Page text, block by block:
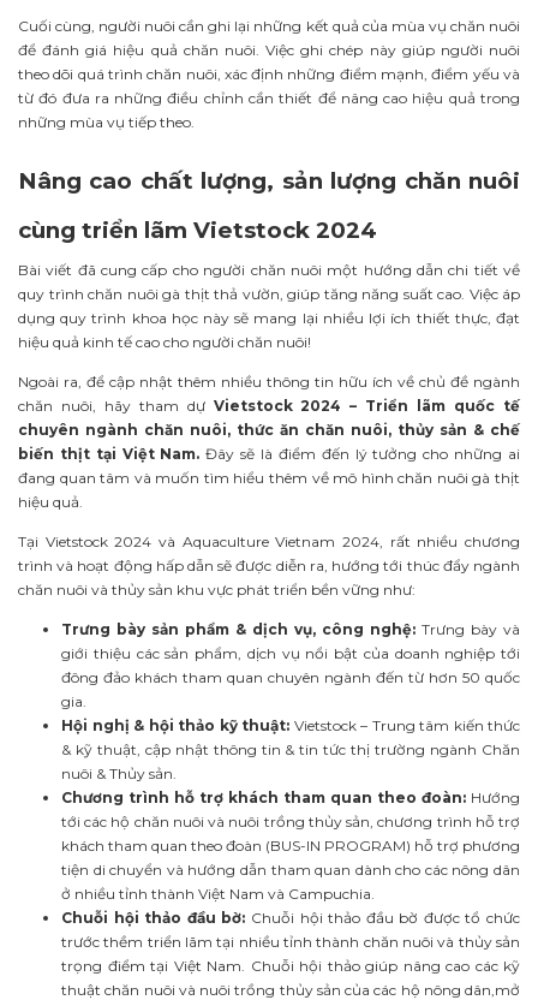
Cuối cùng, người nuôi cần ghi lại những kết quả của mùa vụ chăn nuôi
để đánh giá hiệu quả chăn nuôi. Việc ghi chép này giúp người nuôi
theo dõi quá trình chăn nuôi, xác định những điểm mạnh, điểm yếu và
từ đó đưa ra những điều chỉnh cần thiết để nâng cao hiệu quả trong
những mùa vụ tiếp theo.
Nâng cao chất lượng, sản lượng chăn nuôi
cùng triển lãm Vietstock 2024
Bài viết đã cung cấp cho người chăn nuôi một hướng dẫn chi tiết về
quy trình chăn nuôi gà thịt thả vườn, giúp tăng năng suất cao. Việc áp
dụng quy trình khoa học này sẽ mang lại nhiều lợi ích thiết thực, đạt
hiệu quả kinh tế cao cho người chăn nuôi!
Ngoài ra, để cập nhật thêm nhiều thông tin hữu ích về chủ đề ngành
chăn nuôi, hãy tham dự Vietstock 2024 – Triển lãm quốc tế
chuyên ngành chăn nuôi, thức ăn chăn nuôi, thủy sản & chế
biến thịt tại Việt Nam.Đây sẽ là điểm đến lý tưởng cho những ai
đang quan tâm và muốn tìm hiểu thêm về mô hình chăn nuôi gà thịt
hiệu quả.
Tại Vietstock 2024 và Aquaculture Vietnam 2024, rất nhiều chương
trình và hoạt động hấp dẫn sẽ được diễn ra, hướng tới thúc đẩy ngành
chăn nuôi và thủy sản khu vực phát triển bền vững như:
Trưng bày sản phẩm & dịch vụ, công nghệ: Trưng bày và
giới thiệu các sản phẩm, dịch vụ nổi bật của doanh nghiệp tới
đông đảo khách tham quan chuyên ngành đến từ hơn 50 quốc
gia.
Hội nghị & hội thảo kỹ thuật: Vietstock – Trung tâm kiến thức
& kỹ thuật, cập nhật thông tin & tin tức thị trường ngành Chăn
nuôi & Thủy sản.
Chương trình hỗ trợ khách tham quan theo đoàn: Hướng
tới các hộ chăn nuôi và nuôi trồng thủy sản, chương trình hỗ trợ
khách tham quan theo đoàn (BUS-IN PROGRAM) hỗ trợ phương
tiện di chuyển và hướng dẫn tham quan dành cho các nông dân
ở nhiều tỉnh thành Việt Nam và Campuchia.
Chuỗi hội thảo đầu bờ: Chuỗi hội thảo đầu bờ được tổ chức
trước thềm triển lãm tại nhiều tỉnh thành chăn nuôi và thủy sản
trọng điểm tại Việt Nam. Chuỗi hội thảo giúp nâng cao các kỹ
thuật chăn nuôi và nuôi trồng thủy sản của các hộ nông dân,mở